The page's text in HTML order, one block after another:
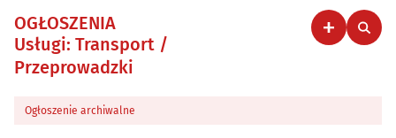
OGŁOSZENIA
Usługi: Transport /
Przeprowadzki
Ogłoszenie archiwalne